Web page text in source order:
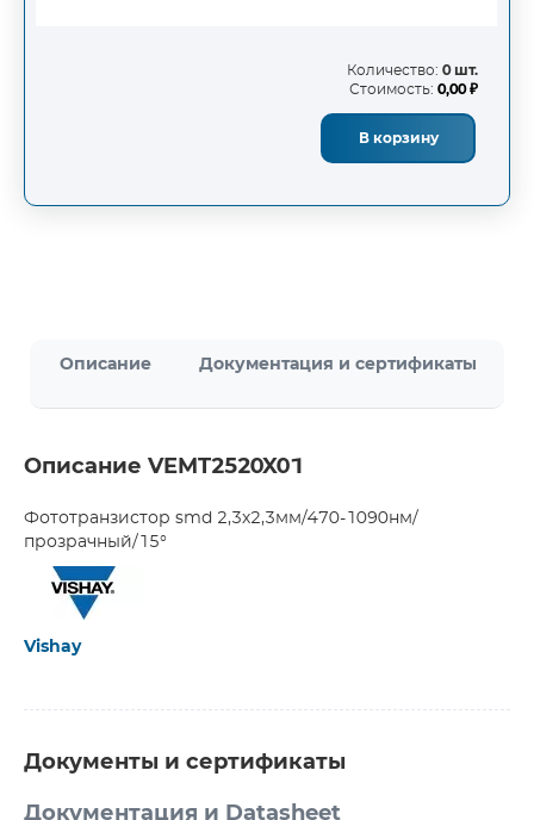
Количество: 0 шт.
Стоимость: 0,00 ₽
В корзину
Описание Документация и сертификаты
Описание VEMT2520X01
Фототранзистор smd 2,3х2,3мм/470-1090нм/
прозрачный/15°
Vishay
Документы и сертификаты
Документация и Datasheet